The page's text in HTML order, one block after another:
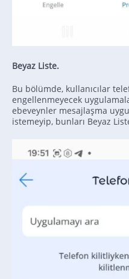
Beyaz Liste.
Bu bölümde, kullanıcılar
engellenmeyecek
ebeveynler mesajlaşma
istemeyip, bunları Beyaz